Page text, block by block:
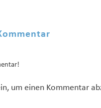
um einen Kommentar